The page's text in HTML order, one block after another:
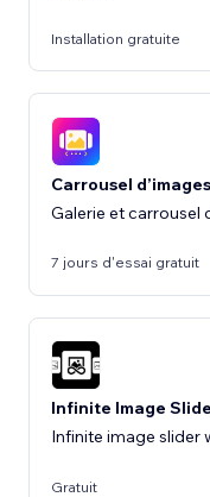
Installation gratuite
Carrousel d’images
Galerie et carrousel
7 jours d'essai gratuit
Infinite Image
Infinite image slider
Gratuit